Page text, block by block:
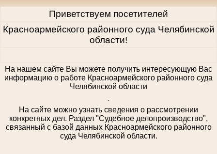
Приветствуем посетителей
Красноармейского районного суда Челябинской
области!
На нашем сайте Вы можете получить интересующую Вас
информацию о работе Красноармейского районного суда
Челябинской области
На сайте можно узнать сведения о рассмотрении
конкретных дел. Раздел "Судебное делопроизводство",
связанный с базой данных Красноармейского районного
суда Челябинской области.